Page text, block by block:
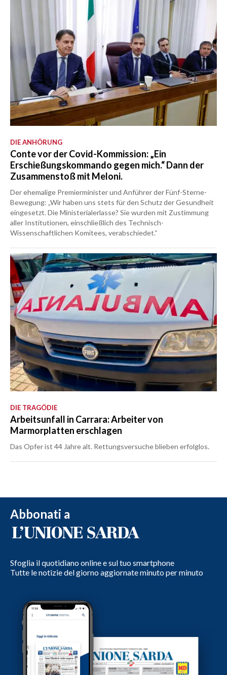
DIE ANHÖRUNG
Conte vor der Covid-Kommission: „Ein
Erschießungskommando gegen mich.“ Dann der
Zusammenstoß mit Meloni.
Der ehemalige Premierminister und Anführer der Fünf-Sterne-
Bewegung: „Wir haben uns stets für den Schutz der Gesundheit
eingesetzt. Die Ministerialerlasse? Sie wurden mit Zustimmung
aller Institutionen, einschließlich des Technisch-
Wissenschaftlichen Komitees, verabschiedet.“
DIE TRAGÖDIE
Arbeitsunfall in Carrara: Arbeiter von
Marmorplatten erschlagen
Das Opfer ist 44 Jahre alt. Rettungsversuche blieben erfolglos.
Abbonati a
Sfoglia il quotidiano online e sul tuo smartphone
Tutte le notizie del giorno aggiornate minuto per minuto